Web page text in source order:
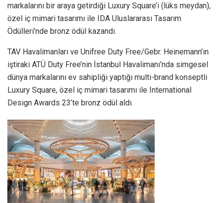
markalarını bir araya getirdiği Luxury Square’i (lüks meydan),
özel iç mimari tasarımı ile IDA Uluslararası Tasarım
Ödülleri’nde bronz ödül kazandı.
TAV Havalimanları ve Unifree Duty Free/Gebr. Heinemann’ın
iştiraki ATÜ Duty Free’nin İstanbul Havalimanı’nda simgesel
dünya markalarını ev sahipliği yaptığı multi-brand konseptli
Luxury Square, özel iç mimari tasarımı ile International
Design Awards 23’te bronz ödül aldı.